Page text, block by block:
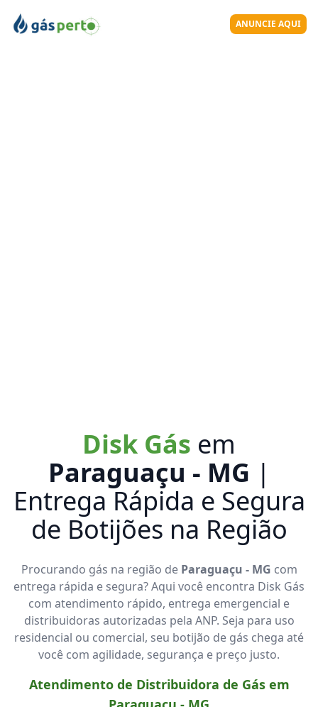
ANUNCIE AQUI
Disk Gás em
Paraguaçu - MG |
Entrega Rápida e Segura
de Botijões na Região
Procurando gás na região de Paraguaçu - MG com
entrega rápida e segura? Aqui você encontra Disk Gás
com atendimento rápido, entrega emergencial e
distribuidoras autorizadas pela ANP. Seja para uso
residencial ou comercial, seu botijão de gás chega até
você com agilidade, segurança e preço justo.
Atendimento de Distribuidora de Gás em